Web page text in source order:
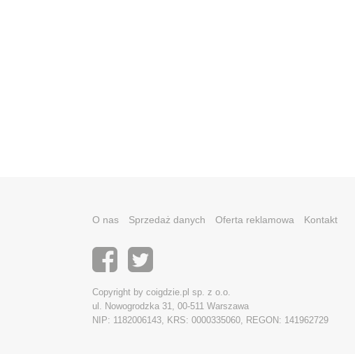
O nas Sprzedaż danych Oferta reklamowa Kontakt
Copyright by coigdzie.pl sp. z o.o.
ul. Nowogrodzka 31, 00-511 Warszawa
NIP: 1182006143, KRS: 0000335060, REGON: 141962729